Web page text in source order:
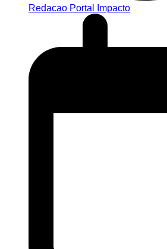
Redacao Portal Impacto